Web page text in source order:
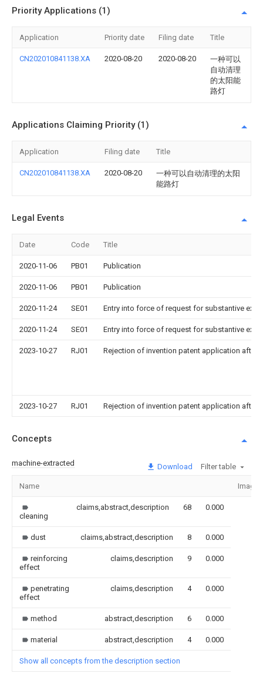
Priority Applications (1)
Application Priority date Filing date Title
CN202010841138.XA 2020-08-20 2020-08-20
一种可以
自动清理
的太阳能
路灯
Applications Claiming Priority (1)
Application Filing date Title
CN202010841138.XA 2020-08-20
一种可以自动清理的太阳
能路灯
Legal Events
Date Code Title
2020-11-06 PB01 Publication
2020-11-06 PB01 Publication
2020-11-24 SE01 Entry into force of request for substantive
2020-11-24 SE01 Entry into force of request for substantive
2023-10-27 RJ01 Rejection of invention patent application after
2023-10-27 RJ01 Rejection of invention patent application after
Concepts
machine-extracted Download Filter table
Name Image
cleaning
claims,abstract,description 68 0.000
dust claims,abstract,description 8 0.000
reinforcing
effect
claims,description 9 0.000
penetrating
effect
claims,description 4 0.000
method abstract,description 6 0.000
material abstract,description 4 0.000
Show all concepts from the description section